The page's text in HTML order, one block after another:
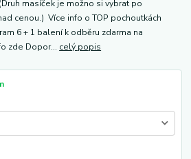
masíček je možno si vybrat po
cenou.) Více info o TOP pochoutkách
6 + 1 balení k odběru zdarma na
zde Dopor... celý popis